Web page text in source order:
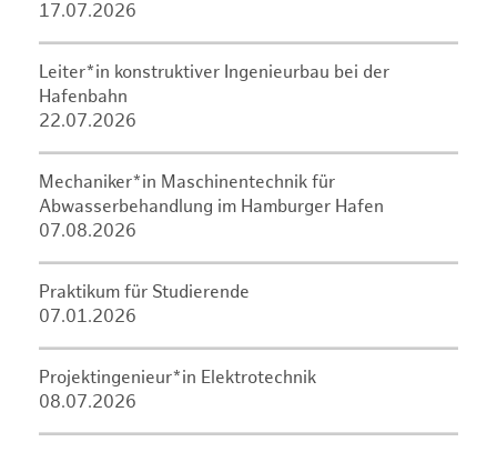
17.07.2026
Leiter*in konstruktiver Ingenieurbau bei der
Hafenbahn
22.07.2026
Mechaniker*in Maschinentechnik für
Abwasserbehandlung im Hamburger Hafen
07.08.2026
Praktikum für Studierende
07.01.2026
Projektingenieur*in Elektrotechnik
08.07.2026